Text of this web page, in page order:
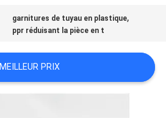
garnitures de tuyau en plastique,
ppr réduisant la pièce en t
MEILLEUR PRIX